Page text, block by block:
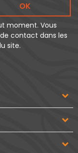
OK
moment. Vous
contact dans les
site.